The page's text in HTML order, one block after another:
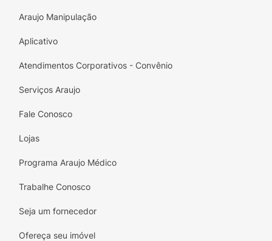
Araujo Manipulação
Aplicativo
Atendimentos Corporativos - Convênio
Serviços Araujo
Fale Conosco
Lojas
Programa Araujo Médico
Trabalhe Conosco
Seja um fornecedor
Ofereça seu imóvel